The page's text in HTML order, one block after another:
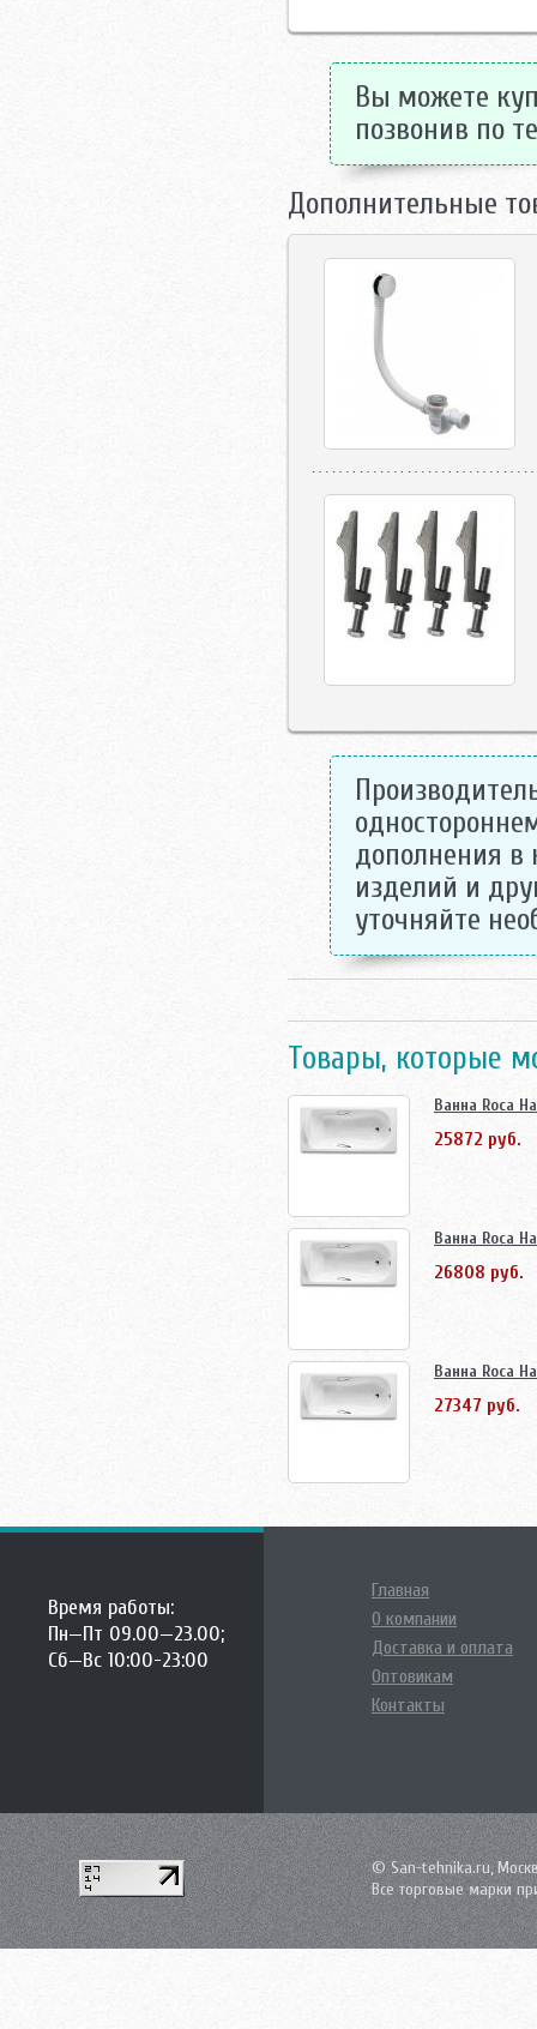
Вы можете
позвонив по
Дополнительные
дополнения
изделий и
уточняйте
Товары, которые
Ванна Roca
25872 руб.
Ванна Roca
26808 руб.
Ванна Roca
27347 руб.
Время работы:
Пн—Пт 09.00—23.00;
Сб—Вс 10:00-23:00
Главная
О компании
Доставка и оплата
Оптовикам
Контакты
© San-tehnika.ru,
Все торговые марки